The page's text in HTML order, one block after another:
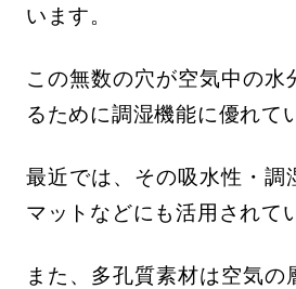
います。
この無数の穴が空気中の水
るために調湿機能に優れて
最近では、その吸水性・調
マットなどにも活用されて
また、多孔質素材は空気の